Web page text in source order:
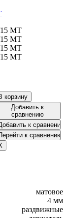
Добавить к
сравнению
матовое
4 мм
раздвижные